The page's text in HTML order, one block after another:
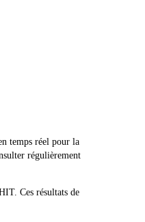
temps réel pour la
régulièrement
Ces résultats de